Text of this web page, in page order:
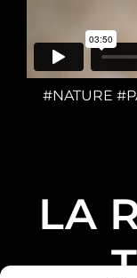
#NATURE
LA